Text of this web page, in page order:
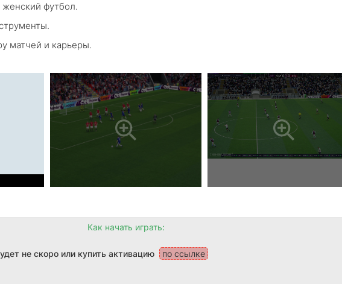
футбол.
матчей и карьеры.
Как начать играть:
не скоро или купить активацию по ссылке